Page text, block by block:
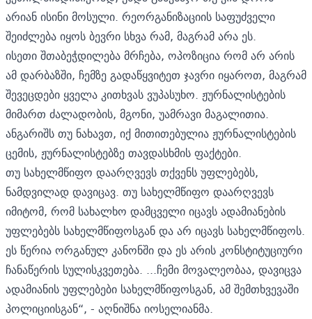
არიან ისინი მოსული. რეორგანიზაციის საფუძველი
შეიძლება იყოს ბევრი სხვა რამ, მაგრამ არა ეს.
ისეთი შთაბეჭდილება მრჩება, ოპოზიცია რომ არ არის
ამ დარბაზში, ჩემზე გადაწყვიტეთ ჯავრი იყაროთ, მაგრამ
შევეცდები ყველა კითხვას ვუპასუხო. ჟურნალისტების
მიმართ ძალადობის, მგონი, უამრავი მაგალითია.
ანგარიშს თუ ნახავთ, იქ მითითებულია ჟურნალისტების
ცემის, ჟურნალისტებზე თავდასხმის ფაქტები.
თუ სახელმწიფო დაარღვევს თქვენს უფლებებს,
ნამდვილად დავიცავ. თუ სახელმწიფო დაარღვევს
იმიტომ, რომ სახალხო დამცველი იცავს ადამიანების
უფლებებს სახელმწიფოსგან და არ იცავს სახელმწიფოს.
ეს წერია ორგანულ კანონში და ეს არის კონსტიტუციური
ჩანაწერის სულისკვეთება. ...ჩემი მოვალეობაა, დავიცვა
ადამიანის უფლებები სახელმწიფოსგან, ამ შემთხვევაში
პოლიციისგან“, - აღნიშნა იოსელიანმა.